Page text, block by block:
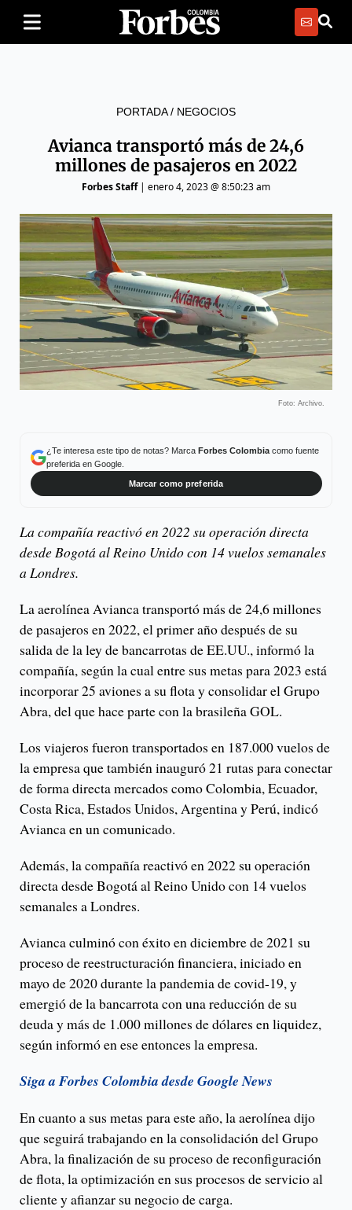
PORTADA/ NEGOCIOS
Avianca transportó más de 24,6
millones de pasajeros en 2022
Forbes Staff| enero 4, 2023 @ 8:50:23 am
Foto: Archivo.
¿Te interesa este tipo de notas? Marca Forbes Colombiacomo fuente
preferida en Google.
Marcar como preferida
La compañía reactivó en 2022 su operación directa
desde Bogotá al Reino Unido con 14 vuelos semanales
a Londres.
La aerolínea Avianca transportó más de 24,6 millones
de pasajeros en 2022, el primer año después de su
salida de la ley de bancarrotas de EE.UU., informó la
compañía, según la cual entre sus metas para 2023 está
incorporar 25 aviones a su flota y consolidar el Grupo
Abra, del que hace parte con la brasileña GOL.
Los viajeros fueron transportados en 187.000 vuelos de
la empresa que también inauguró 21 rutas para conectar
de forma directa mercados como Colombia, Ecuador,
Costa Rica, Estados Unidos, Argentina y Perú, indicó
Avianca en un comunicado.
Además, la compañía reactivó en 2022 su operación
directa desde Bogotá al Reino Unido con 14 vuelos
semanales a Londres.
Avianca culminó con éxito en diciembre de 2021 su
proceso de reestructuración financiera, iniciado en
mayo de 2020 durante la pandemia de covid-19, y
emergió de la bancarrota con una reducción de su
deuda y más de 1.000 millones de dólares en liquidez,
según informó en ese entonces la empresa.
Siga a Forbes Colombia desde Google News
En cuanto a sus metas para este año, la aerolínea dijo
que seguirá trabajando en la consolidación del Grupo
Abra, la finalización de su proceso de reconfiguración
de flota, la optimización en sus procesos de servicio al
cliente y afianzar su negocio de carga.